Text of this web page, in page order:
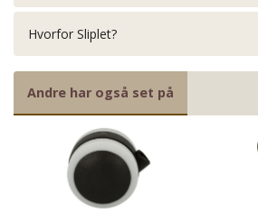
Hvorfor Sliplet?
Andre har også set på